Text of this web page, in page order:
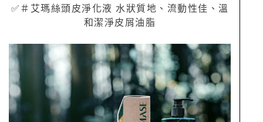
✅＃艾瑪絲頭皮淨化液 水狀質地、流動性佳、溫
和潔淨皮屑油脂